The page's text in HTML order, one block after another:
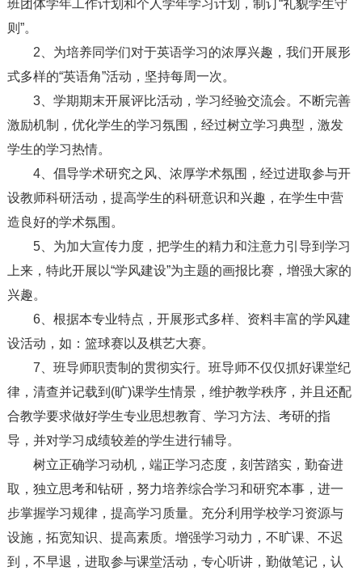
班团体学年工作计划和个人学年学习计划，制订“礼貌学生守
则”。
2、为培养同学们对于英语学习的浓厚兴趣，我们开展形
式多样的“英语角”活动，坚持每周一次。
3、学期期末开展评比活动，学习经验交流会。不断完善
激励机制，优化学生的学习氛围，经过树立学习典型，激发
学生的学习热情。
4、倡导学术研究之风、浓厚学术氛围，经过进取参与开
设教师科研活动，提高学生的科研意识和兴趣，在学生中营
造良好的学术氛围。
5、为加大宣传力度，把学生的精力和注意力引导到学习
上来，特此开展以“学风建设”为主题的画报比赛，增强大家的
兴趣。
6、根据本专业特点，开展形式多样、资料丰富的学风建
设活动，如：篮球赛以及棋艺大赛。
7、班导师职责制的贯彻实行。班导师不仅仅抓好课堂纪
律，清查并记载到(旷)课学生情景，维护教学秩序，并且还配
合教学要求做好学生专业思想教育、学习方法、考研的指
导，并对学习成绩较差的学生进行辅导。
树立正确学习动机，端正学习态度，刻苦踏实，勤奋进
取，独立思考和钻研，努力培养综合学习和研究本事，进一
步掌握学习规律，提高学习质量。充分利用学校学习资源与
设施，拓宽知识、提高素质。增强学习动力，不旷课、不迟
到，不早退，进取参与课堂活动，专心听讲，勤做笔记，认